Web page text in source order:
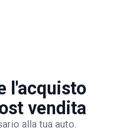
l'acquisto
vendita
alla tua auto.